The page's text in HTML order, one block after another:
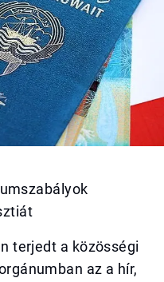
terjedt a közösségi
az a hír,